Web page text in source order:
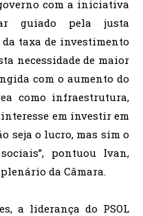
com a iniciativa
guiado pela justa
taxa de investimento
necessidade de maior
com o aumento do
como infraestrutura,
em investir em
seja o lucro, mas sim o
pontuou Ivan,
da Câmara.
a liderança do PSOL